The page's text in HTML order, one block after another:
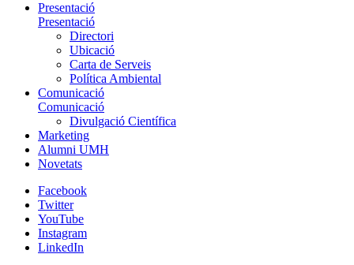
Presentació
Presentació
Directori
Ubicació
Carta de Serveis
Política Ambiental
Comunicació
Comunicació
Divulgació Científica
Marketing
Alumni UMH
Novetats
Facebook
Twitter
YouTube
Instagram
LinkedIn